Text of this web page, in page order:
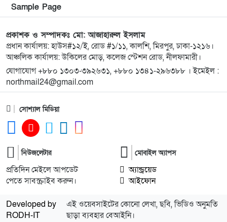
কিশোরগঞ্জে ৮০ পিস ট্যাপেন্টাডল ট্যাবলেটসহ গ্রেপ্তার ২,
ওয়ারেন্টভুক্ত আসামিও আটক
৯
কিশোরগঞ্জে জুলাই গণঅভ্যুত্থান দিবস-২০২৬ উপলক্ষে
প্রস্তুতিমূলক সভা অনুষ্ঠিত
১০
ভারসাম্যহীন ও লাগামহীন ক্ষমতার কারণেই শেখ হাসিনা
গোলাম পরওয়ার
১১
বঞ্চিত করে পালিত কন্যাকে ওয়ারিশ সনদ দেওয়ার
১২
তদন্তে ৩ সদস্যের কমিটি
Sample Page
প্রকাশক ও সম্পাদকঃ মো: আজাহারুল ইসলাম
প্রধান কার্যালয়: হাউস#১২/ই, রোড #১/১১, কালশি, মিরপুর, ঢাকা-১২১৬।
আঞ্চলিক কার্যালয়: উকিলের মোড়, কলেজ স্টেশন রোড, নীলফামারী।
যোগাযোগ +৮৮০ ১৩০৩-৩৯২৬৩১, +৮৮০ ১৩৪১-২৯৬৩৮৮ । ইমেইল :
northmail24@gmail.com
সোশ্যাল মিডিয়া
নিউজলেটার
প্রতিদিন মেইলে আপডেট
পেতে সাবস্ক্রাইব করুন।
মোবাইল অ্যাপস
অ্যান্ড্রয়েড
আইফোন
Developed by
RODH-IT
এই ওয়েবসাইটের কোনো লেখা, ছবি, ভিডিও অনুমতি
ছাড়া ব্যবহার বেআইনি।